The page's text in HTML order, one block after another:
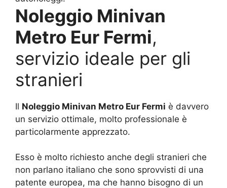
Noleggio Minivan
Metro Eur Fermi,
servizio ideale per gli
stranieri
Il Noleggio Minivan Metro Eur Fermi è davvero
un servizio ottimale, molto professionale è
particolarmente apprezzato.
Esso è molto richiesto anche degli stranieri che
non parlano italiano che sono sprovvisti di una
patente europea, ma che hanno bisogno di un